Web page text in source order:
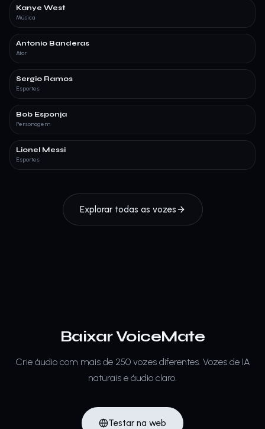
Kanye West
Música
Antonio Banderas
Ator
Sergio Ramos
Esportes
Bob Esponja
Personagem
Lionel Messi
Esportes
Explorar todas as vozes
Baixar VoiceMate
Crie áudio com mais de 250 vozes diferentes. Vozes de IA
naturais e áudio claro.
Testar na web